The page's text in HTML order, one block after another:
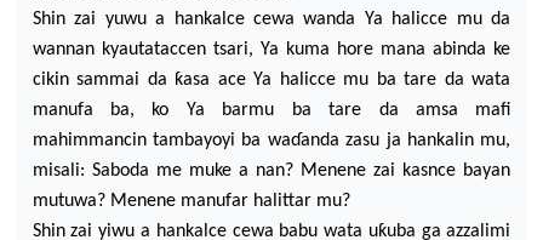
Shin zai yuwu a hankalce cewa wanda Ya halicce mu da
wannan kyautataccen tsari, Ya kuma hore mana abinda ke
cikin sammai da ƙasa ace Ya halicce mu ba tare da wata
manufa ba, ko Ya barmu ba tare da amsa mafi
mahimmancin tambayoyi ba waɗanda zasu ja hankalin mu,
misali: Saboda me muke a nan? Menene zai kasnce bayan
mutuwa? Menene manufar halittar mu?
Shin zai yiwu a hankalce cewa babu wata uƙuba ga azzalimi